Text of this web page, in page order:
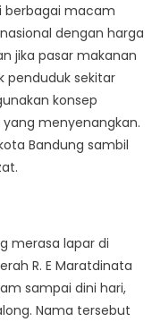
berbagai macam
dengan harga
jika pasar makanan
penduduk sekitar
konsep
menyenangkan.
Bandung sambil
merasa lapar di
R. E Maratdinata
sampai dini hari,
Nama tersebut